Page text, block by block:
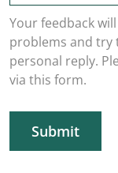
Your feedback
problems and try
personal reply.
via this form.
Submit